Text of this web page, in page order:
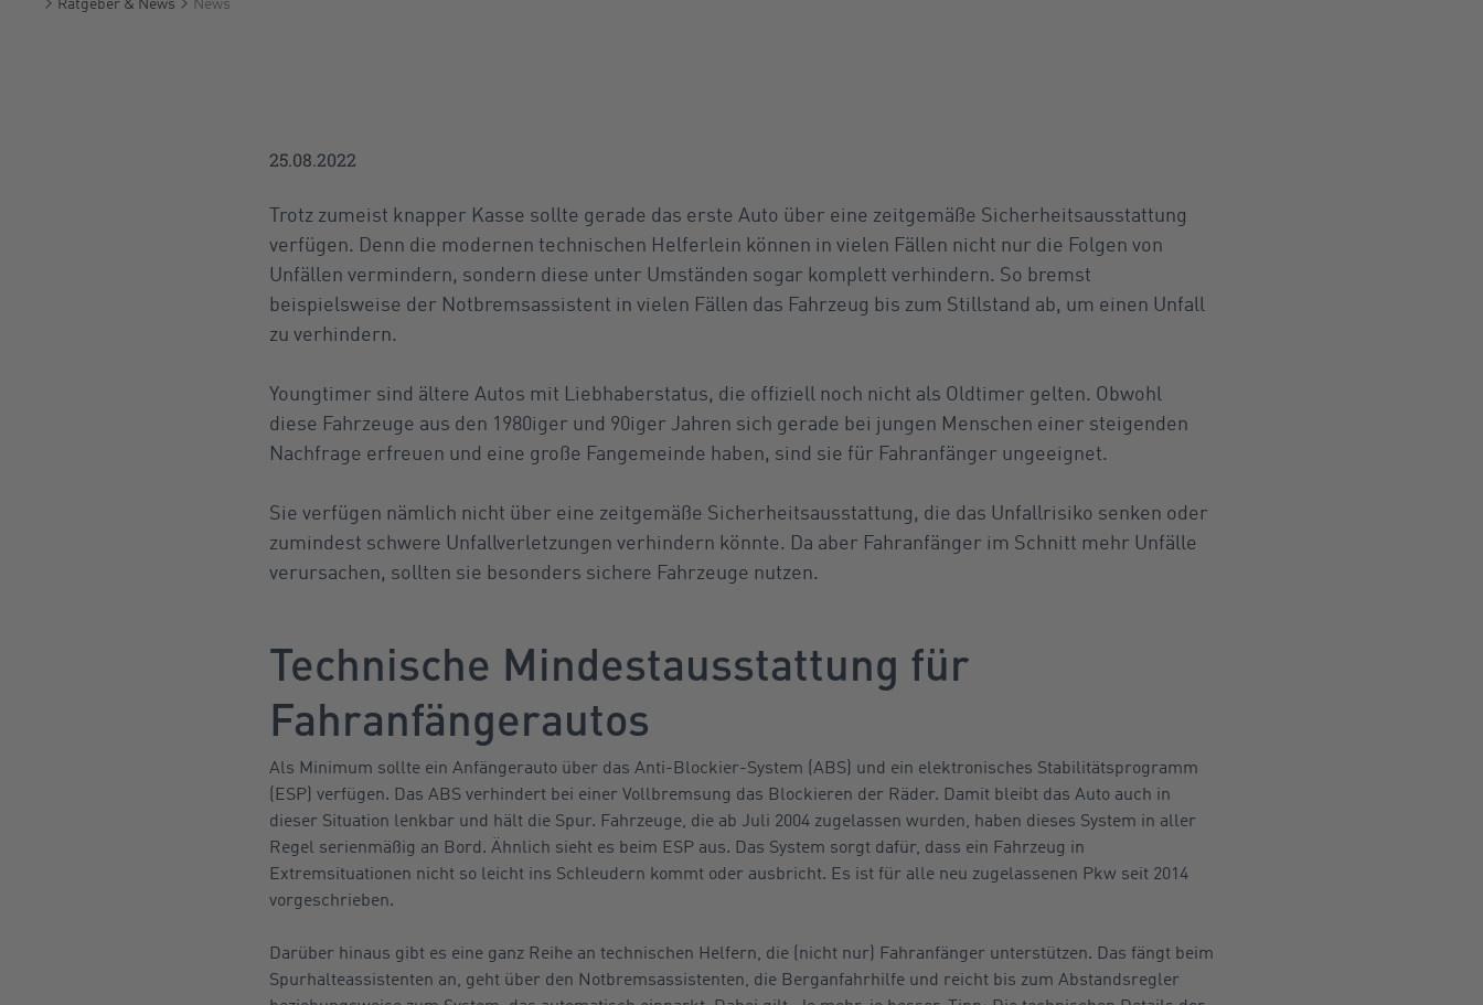
25.08.2022
Trotz zumeist knapper Kasse sollte gerade das erste Auto über eine zeitgemäße Sicherheitsausstattung
verfügen. Denn die modernen technischen Helferlein können in vielen Fällen nicht nur die Folgen von
Unfällen vermindern, sondern diese unter Umständen sogar komplett verhindern. So bremst
beispielsweise der Notbremsassistent in vielen Fällen das Fahrzeug bis zum Stillstand ab, um einen Unfall
zu verhindern.
Youngtimer sind ältere Autos mit Liebhaberstatus, die offiziell noch nicht als Oldtimer gelten. Obwohl
diese Fahrzeuge aus den 1980iger und 90iger Jahren sich gerade bei jungen Menschen einer steigenden
Nachfrage erfreuen und eine große Fangemeinde haben, sind sie für Fahranfänger ungeeignet.
Sie verfügen nämlich nicht über eine zeitgemäße Sicherheitsausstattung, die das Unfallrisiko senken oder
zumindest schwere Unfallverletzungen verhindern könnte. Da aber Fahranfänger im Schnitt mehr Unfälle
verursachen, sollten sie besonders sichere Fahrzeuge nutzen.
Technische Mindestausstattung für
Fahranfängerautos
Als Minimum sollte ein Anfängerauto über das Anti-Blockier-System (ABS) und ein elektronisches Stabilitätsprogramm
(ESP) verfügen. Das ABS verhindert bei einer Vollbremsung das Blockieren der Räder. Damit bleibt das Auto auch in
dieser Situation lenkbar und hält die Spur. Fahrzeuge, die ab Juli 2004 zugelassen wurden, haben dieses System in aller
Regel serienmäßig an Bord. Ähnlich sieht es beim ESP aus. Das System sorgt dafür, dass ein Fahrzeug in
Extremsituationen nicht so leicht ins Schleudern kommt oder ausbricht. Es ist für alle neu zugelassenen Pkw seit 2014
vorgeschrieben.
Darüber hinaus gibt es eine ganz Reihe an technischen Helfern, die (nicht nur) Fahranfänger unterstützen. Das fängt beim
Spurhalteassistenten an, geht über den Notbremsassistenten, die Berganfahrhilfe und reicht bis zum Abstandsregler